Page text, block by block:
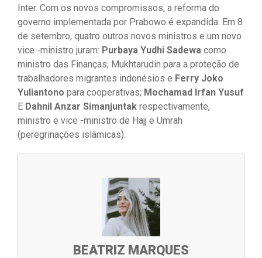
Inter. Com os novos compromissos, a reforma do
governo implementada por Prabowo é expandida. Em 8
de setembro, quatro outros novos ministros e um novo
vice -ministro juram: Purbaya Yudhi Sadewa como
ministro das Finanças; Mukhtarudin para a proteção de
trabalhadores migrantes indonésios e Ferry Joko
Yuliantono para cooperativas; Mochamad Irfan Yusuf
E Dahnil Anzar Simanjuntak respectivamente,
ministro e vice -ministro de Hajj e Umrah
(peregrinações islâmicas).
BEATRIZ MARQUES